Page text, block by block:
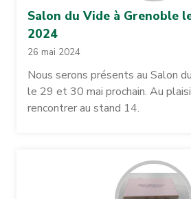
Salon du Vide à Grenoble
2024
26 mai 2024
Nous serons présents au Salon
le 29 et 30 mai prochain. Au
rencontrer au stand 14.